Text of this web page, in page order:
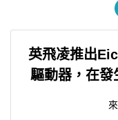
英飛凌推出
驅動器，在發